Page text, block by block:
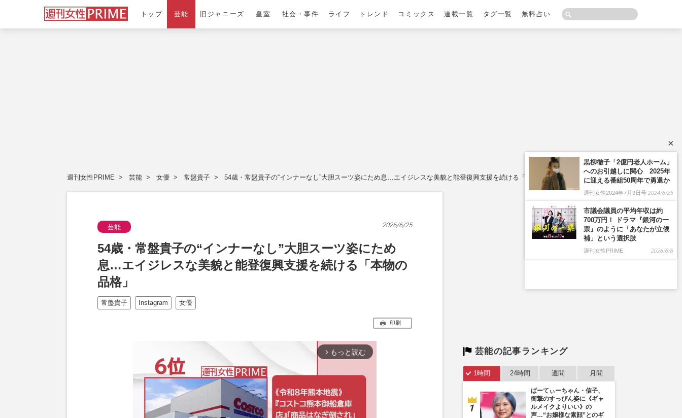
トップ 芸能 旧ジャニーズ 皇室 社会・事件 ライフ トレンド コミックス 連載一覧 タグ一覧 無料占い
週刊女性PRIME 芸能 女優 常盤貴子 54歳・常盤貴子の“インナーなし”大胆スーツ姿にため息…エイジレスな美貌と能登復興支援を続ける「本物の品格」
芸能 2026/6/25
54歳・常盤貴子の“インナーなし”大胆スーツ姿にため
息…エイジレスな美貌と能登復興支援を続ける「本物の
品格」
常盤貴子 Instagram 女優
印刷
arrow_forward_ios もっと読む 芸能の記事ランキング
1時間 24時間 週間 月間
ぱーてぃーちゃん・信子、
衝撃のすっぴん姿に《ギャ
ルメイクよりいい》の
声…“お嬢様な素顔”とのギ
×